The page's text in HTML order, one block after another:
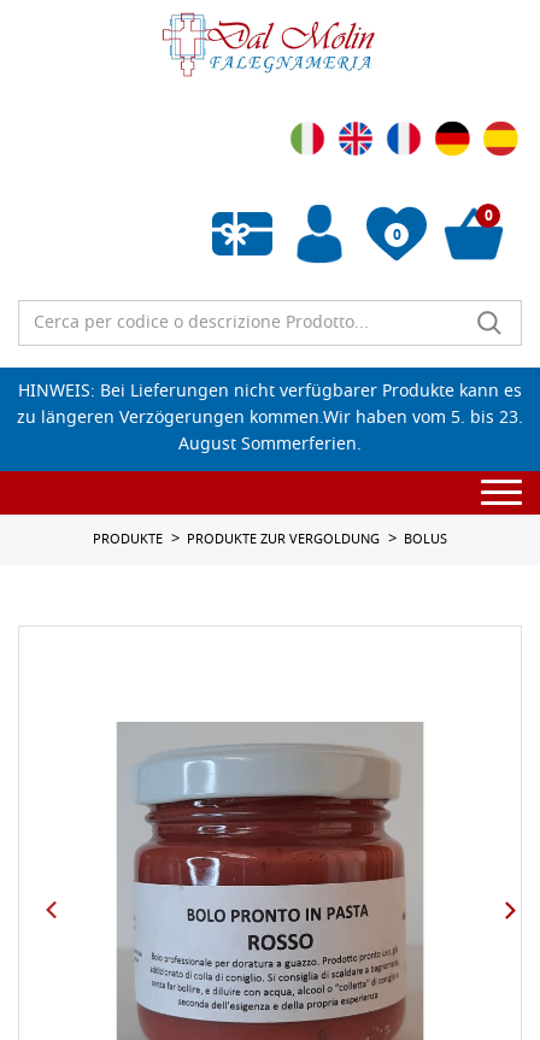
0
Wunschliste leeren
0
HINWEIS: Bei Lieferungen nicht verfügbarer Produkte kann es
zu längeren Verzögerungen kommen.Wir haben vom 5. bis 23.
August Sommerferien.
PRODUKTE PRODUKTE ZUR VERGOLDUNG BOLUS